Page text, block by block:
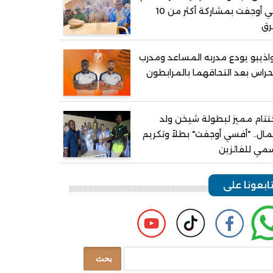
في أوجفت بمشاركة أكثر من 10
يودع مدربه المساعد ومدرب
بعد التحاقهما بالمرابطون
مميز لبطولة شيخن ولد
"أفسي أوجفت" بطلاً وتكريم
للفائزين
تابعونا على